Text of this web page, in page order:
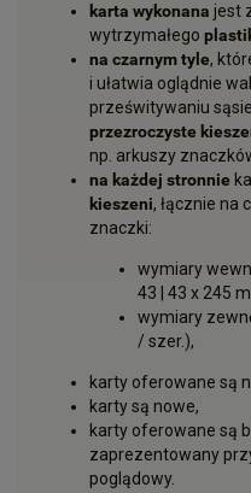
karta wykonana jest
wytrzymałego
na czarnym tyle,
i ułatwia oglądnie
prześwitywaniu
przezroczyste
np. arkuszy
na każdej stronnie
kieszeni, łącznie na
znaczki:
wymiary
43 | 43 x 245
wymiary
/ szer.),
karty oferowane są
karty są nowe,
karty oferowane są
zaprezentowany
poglądowy.